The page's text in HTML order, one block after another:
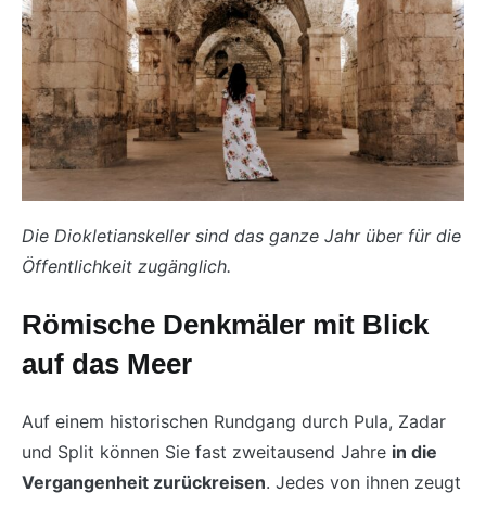
Die Diokletianskeller sind das ganze Jahr über für die
Öffentlichkeit zugänglich.
Römische Denkmäler mit Blick
auf das Meer
Auf einem historischen Rundgang durch Pula, Zadar
und Split können Sie fast zweitausend Jahre in die
Vergangenheit zurückreisen. Jedes von ihnen zeugt